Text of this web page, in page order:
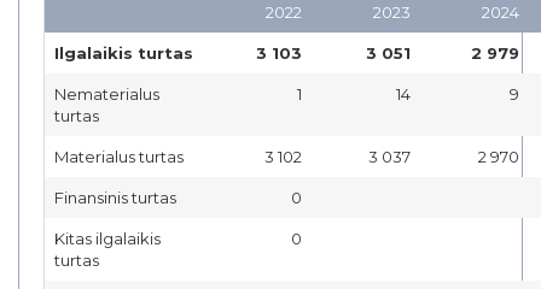
2022 2023 2024
Ilgalaikis turtas 3 103 3 051 2 979
Nematerialus
turtas
1 14 9
Materialus turtas 3 102 3 037 2 970
Finansinis turtas 0
Kitas ilgalaikis
turtas
0